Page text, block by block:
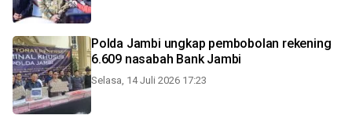
Polda Jambi ungkap pembobolan rekening
6.609 nasabah Bank Jambi
Selasa, 14 Juli 2026 17:23